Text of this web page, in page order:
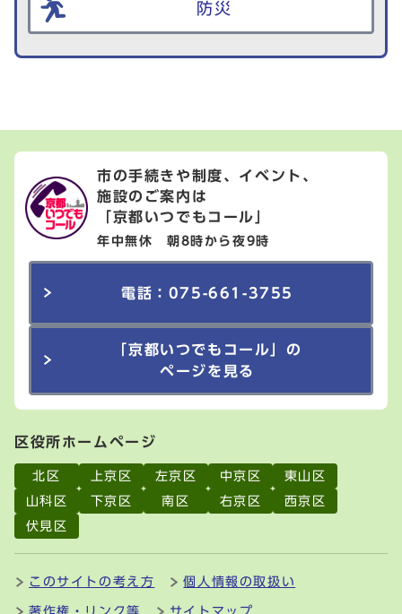
防災
市の手続きや制度、イベント、
施設のご案内は
「京都いつでもコール」
年中無休 朝8時から夜9時
電話：075-661-3755
「京都いつでもコール」の
ページを見る
区役所ホームページ
北区 上京区 左京区 中京区
東山区
山科区
下京区 南区 右京区
西京区
伏見区
このサイトの考え方 個人情報の取扱い
著作権・リンク等 サイトマップ